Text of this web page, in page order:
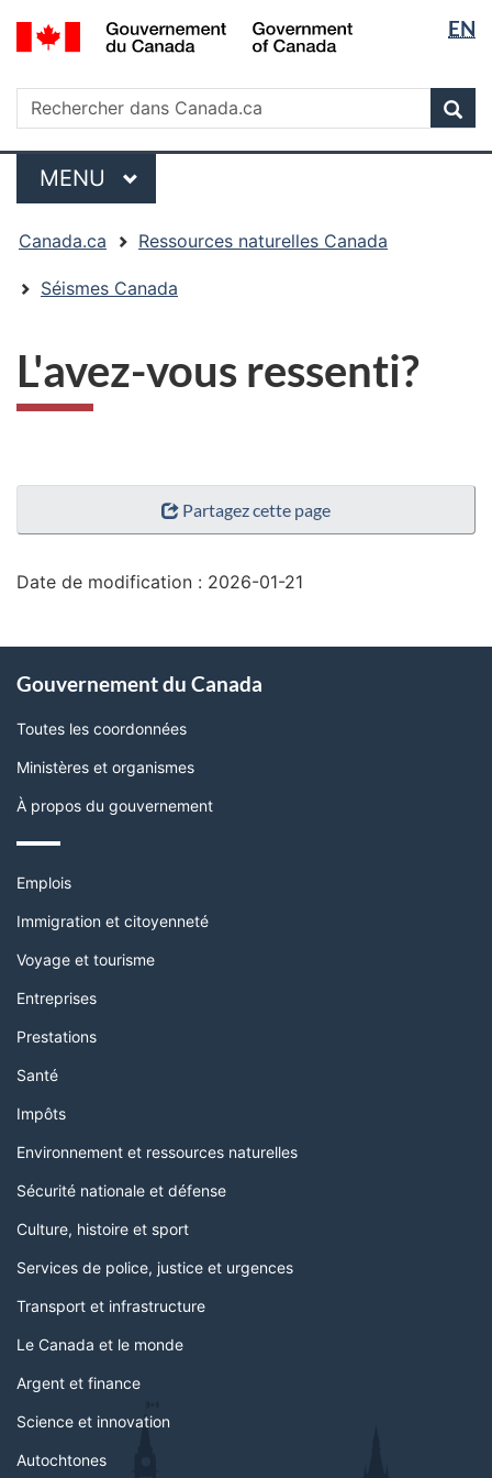
Passer
au
principal
Passer
à
sujet
du
gouvernement »
Passer
à
version
HTML
simplifiée
la
langue
EN
Rechercher
Rechercher
dans
Canada.ca
Menu
MENU PRINCIPAL
êtes
ici
Canada.ca Ressources naturelles Canada
Séismes Canada
L'avez-vous ressenti?
"Détails
page"
Partagez cette page
Date de modification : 2026-01-21
propos
de
ce
Gouvernement du Canada
Toutes les coordonnées
Ministères et organismes
À propos du gouvernement
Thèmes
sujets
Emplois
Immigration et citoyenneté
Voyage et tourisme
Entreprises
Prestations
Santé
Impôts
Environnement et ressources naturelles
Sécurité nationale et défense
Culture, histoire et sport
Services de police, justice et urgences
Transport et infrastructure
Le Canada et le monde
Argent et finance
Science et innovation
Autochtones